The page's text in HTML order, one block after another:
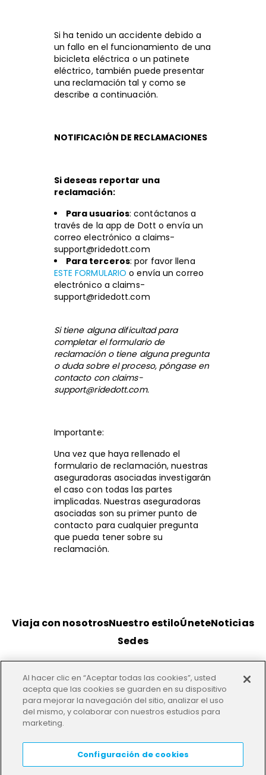
Si ha tenido un accidente debido a
un fallo en el funcionamiento de una
bicicleta eléctrica o un patinete
eléctrico, también puede presentar
una reclamación tal y como se
describe a continuación.
NOTIFICACIÓN DE RECLAMACIONES
Si deseas reportar una
reclamación:
Para usuarios: contáctanos a
través de la app de Dott o envía un
correo electrónico a claims-
support@ridedott.com
Para terceros: por favor llena
ESTE FORMULARIO o envía un correo
electrónico aclaims-
support@ridedott.com
Si tiene alguna dificultad para
completar el formulario de
reclamación o tiene alguna pregunta
o duda sobre el proceso, póngase en
contacto con claims-
support@ridedott.com.
Importante:
Una vez que haya rellenado el
formulario de reclamación, nuestras
aseguradoras asociadas investigarán
el caso con todas las partes
implicadas. Nuestras aseguradoras
asociadas son su primer punto de
contacto para cualquier pregunta
que pueda tener sobre su
reclamación.
Viaja con nosotrosNuestro estiloÚneteNoticias
Sedes
CondicionesPrivacidadNuestras oficinas
LANGUAGE:
Al hacer clic en “Aceptar todas las cookies”, usted
acepta que las cookies se guarden en su dispositivo
para mejorar la navegación del sitio, analizar el uso
del mismo, y colaborar con nuestros estudios para
marketing.
Configuración de cookies